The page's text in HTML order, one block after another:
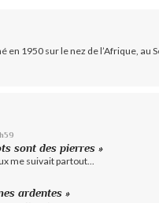
en 1950 sur le nez de l’Afrique, au
sont des pierres »
me suivait partout...
ardentes »